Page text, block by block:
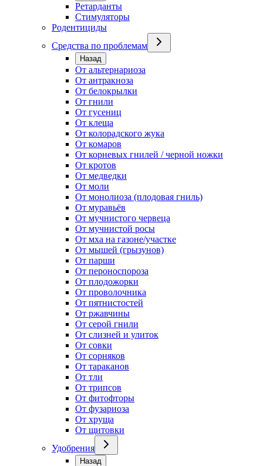
Ретарданты
Стимуляторы
Родентициды
Средства по проблемам
Назад
От альтернариоза
От антракноза
От белокрылки
От гнили
От гусениц
От клеща
От колорадского жука
От комаров
От корневых гнилей / черной ножки
От кротов
От медведки
От моли
От монолиоза (плодовая гниль)
От муравьёв
От мучнистого червеца
От мучнистой росы
От мха на газоне/участке
От мышей (грызунов)
От парши
От пероноспороза
От плодожорки
От проволочника
От пятнистостей
От ржавчины
От серой гнили
От слизней и улиток
От совки
От сорняков
От тараканов
От тли
От трипсов
От фитофторы
От фузариоза
От хруща
От щитовки
Удобрения
Назад